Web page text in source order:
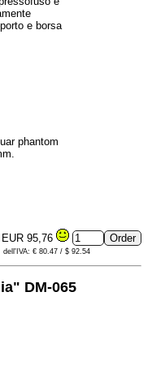
e borsa
phantom
EUR 95,76
dell'IVA: € 80.47 / $ 92.54
DM-065